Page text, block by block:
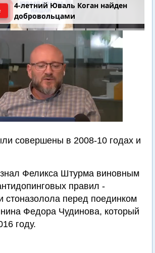
4-летний Юваль Коган найден
добровольцами
совершены в 2008-10 годах и
Феликса Штурма виновным
правил -
стоназолола перед поединком
Федора Чудинова, который
году.